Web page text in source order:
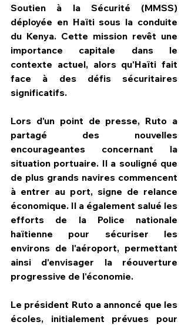
Soutien à la Sécurité (MMSS)
déployée en Haïti sous la conduite
du Kenya. Cette mission revêt une
importance capitale dans le
contexte actuel, alors qu'Haïti fait
face à des défis sécuritaires
significatifs.
Lors d'un point de presse, Ruto a
partagé des nouvelles
encourageantes concernant la
situation portuaire. Il a souligné que
de plus grands navires commencent
à entrer au port, signe de relance
économique. Il a également salué les
efforts de la Police nationale
haïtienne pour sécuriser les
environs de l'aéroport, permettant
ainsi d'envisager la réouverture
progressive de l'économie.
Le président Ruto a annoncé que les
écoles, initialement prévues pour